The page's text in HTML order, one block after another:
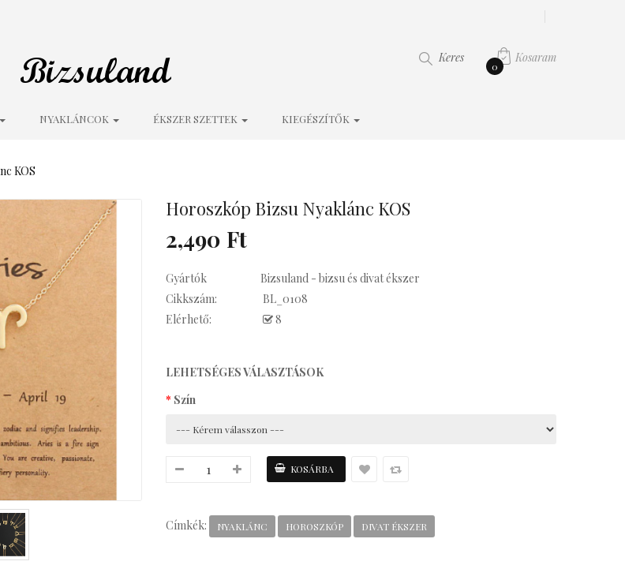
Kosaram
0
Keres
NYAKLÁNCOK ÉKSZER SZETTEK KIEGÉSZÍTŐK
KOS
Horoszkóp Bizsu Nyaklánc KOS
2,490 Ft
Gyártók
Bizsuland - bizsu és divat ékszer
Cikkszám:
BL_0108
Elérhető:
8
LEHETSÉGES VÁLASZTÁSOK
Szín
Címkék: NYAKLÁNC HOROSZKÓP DIVAT ÉKSZER